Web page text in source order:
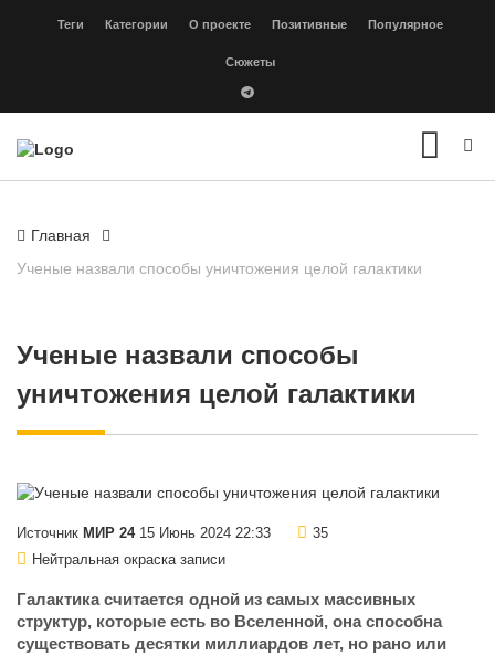
Теги Категории О проекте Позитивные Популярное
Сюжеты
Главная
Ученые назвали способы уничтожения целой галактики
Ученые назвали способы
уничтожения целой галактики
Источник МИР 2415 Июнь 2024 22:33
35
Нейтральная окраска записи
Галактика считается одной из самых массивных
структур, которые есть во Вселенной, она способна
существовать десятки миллиардов лет, но рано или